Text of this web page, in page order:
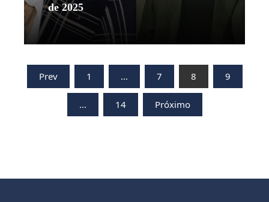
de 2025
Leer más
Paginación
Prev 1 … 7 8 9
… 14 Próximo